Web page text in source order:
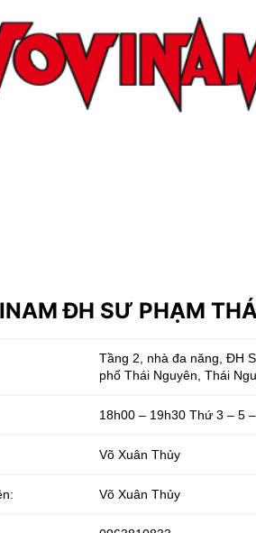
ĐH SƯ PHẠM
Tầng 2, nhà đa năng, ĐH
phố Thái Nguyên, Thái
18h00 – 19h30 Thứ 3 – 5
Võ Xuân Thủy
Võ Xuân Thủy